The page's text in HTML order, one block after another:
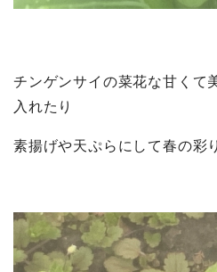
チンゲンサイの菜花な甘くて
入れたり
素揚げや天ぷらにして春の彩